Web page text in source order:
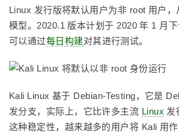
Linux 发行版将默认用户为非 root 用户
模型。2020.1 版本计划于 2020 年 1 月
可以通过每日构建对其进行测试。
Kali Linux 基于 Debian-Testing，它是
发分支，实际上，它比许多主流 Linux 发
这种稳定性，越来越多的用户将 Kali 用